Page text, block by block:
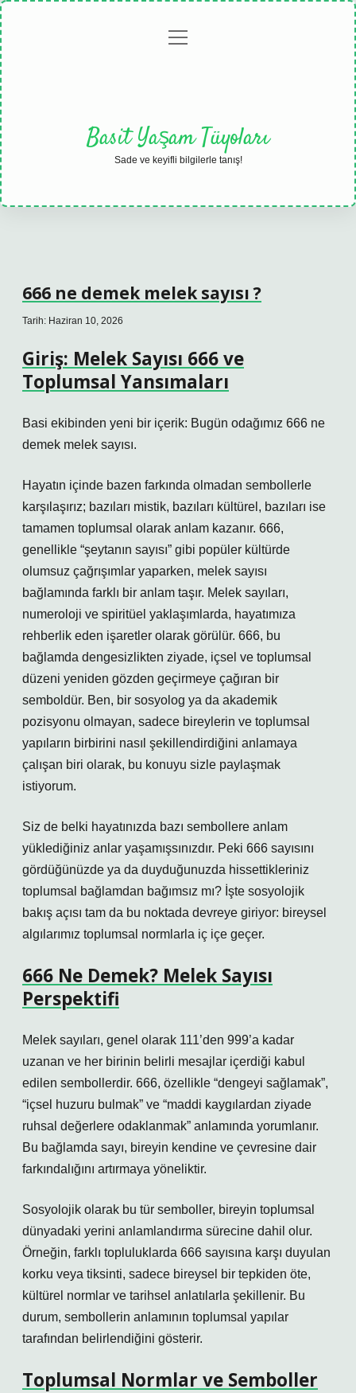
Gizlilikmenüyü
Basit Yaşam Tüyoları
Sade ve keyifli bilgilerle tanış!
666 ne demek melek sayısı ?
Tarih: Haziran 10, 2026
Giriş: Melek Sayısı 666 ve
Toplumsal Yansımaları
Basi ekibinden yeni bir içerik: Bugün odağımız 666 ne
demek melek sayısı.
Hayatın içinde bazen farkında olmadan sembollerle
karşılaşırız; bazıları mistik, bazıları kültürel, bazıları ise
tamamen toplumsal olarak anlam kazanır. 666,
genellikle “şeytanın sayısı” gibi popüler kültürde
olumsuz çağrışımlar yaparken, melek sayısı
bağlamında farklı bir anlam taşır. Melek sayıları,
numeroloji ve spiritüel yaklaşımlarda, hayatımıza
rehberlik eden işaretler olarak görülür. 666, bu
bağlamda dengesizlikten ziyade, içsel ve toplumsal
düzeni yeniden gözden geçirmeye çağıran bir
semboldür. Ben, bir sosyolog ya da akademik
pozisyonu olmayan, sadece bireylerin ve toplumsal
yapıların birbirini nasıl şekillendirdiğini anlamaya
çalışan biri olarak, bu konuyu sizle paylaşmak
istiyorum.
Siz de belki hayatınızda bazı sembollere anlam
yüklediğiniz anlar yaşamışsınızdır. Peki 666 sayısını
gördüğünüzde ya da duyduğunuzda hissettikleriniz
toplumsal bağlamdan bağımsız mı? İşte sosyolojik
bakış açısı tam da bu noktada devreye giriyor: bireysel
algılarımız toplumsal normlarla iç içe geçer.
666 Ne Demek? Melek Sayısı
Perspektifi
Melek sayıları, genel olarak 111’den 999’a kadar
uzanan ve her birinin belirli mesajlar içerdiği kabul
edilen sembollerdir. 666, özellikle “dengeyi sağlamak”,
“içsel huzuru bulmak” ve “maddi kaygılardan ziyade
ruhsal değerlere odaklanmak” anlamında yorumlanır.
Bu bağlamda sayı, bireyin kendine ve çevresine dair
farkındalığını artırmaya yöneliktir.
Sosyolojik olarak bu tür semboller, bireyin toplumsal
dünyadaki yerini anlamlandırma sürecine dahil olur.
Örneğin, farklı topluluklarda 666 sayısına karşı duyulan
korku veya tiksinti, sadece bireysel bir tepkiden öte,
kültürel normlar ve tarihsel anlatılarla şekillenir. Bu
durum, sembollerin anlamının toplumsal yapılar
tarafından belirlendiğini gösterir.
Toplumsal Normlar ve Semboller